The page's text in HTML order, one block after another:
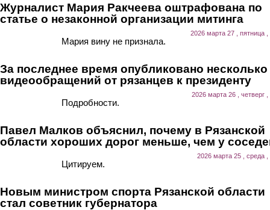
Журналист Мария Ракчеева оштрафована по
статье о незаконной организации митинга
2026 марта 27 , пятница ,
Мария вину не признала.
За последнее время опубликовано несколько
видеообращений от рязанцев к президенту
2026 марта 26 , четверг ,
Подробности.
Павел Малков объяснил, почему в Рязанской
области хороших дорог меньше, чем у
2026 марта 25 , среда ,
Цитируем.
Новым министром спорта Рязанской области
стал советник губернатора